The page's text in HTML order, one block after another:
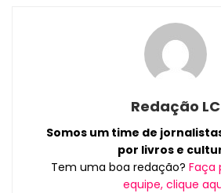
Redação LC
Somos um time de
por livros e
Tem uma boa redação? Faça
equipe, clique